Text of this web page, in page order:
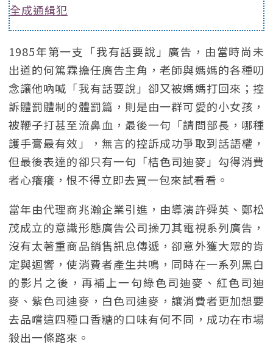
全成通緝犯
1985年第一支「我有話要說」廣告，由當時尚未
出道的何篤霖擔任廣告主角，老師與媽媽的各種叨
念讓他吶喊「我有話要說」卻又被媽媽打回來；控
訴體罰體制的體罰篇，則是由一群可愛的小女孩，
被鞭子打甚至流鼻血，最後一句「請問部長，哪種
護手膏最有效」，無言的控訴成功爭取到話語權，
但最後表達的卻只有一句「桔色司迪麥」勾得消費
者心癢癢，恨不得立即去買一包來試看看。
當年由代理商兆瀚企業引進，由導演許舜英、鄭松
茂成立的意識形態廣告公司操刀其電視系列廣告，
沒有太著重商品銷售訊息傳遞，卻意外獲大眾的肯
定與迴響，使消費者產生共鳴，同時在一系列黑白
的影片之後，再補上一句綠色司迪麥、紅色司迪
麥、紫色司迪麥，白色司迪麥，讓消費者更加想要
去品嚐這四種口香糖的口味有何不同，成功在市場
殺出一條路來。